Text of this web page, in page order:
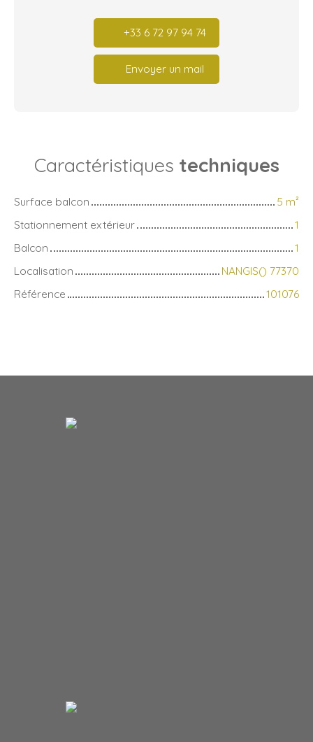
+33 6 72 97 94 74
Envoyer un mail
Caractéristiques techniques
Surface balcon 5 m²
Stationnement extérieur
1
Balcon
1
Localisation
NANGIS() 77370
Référence
101076